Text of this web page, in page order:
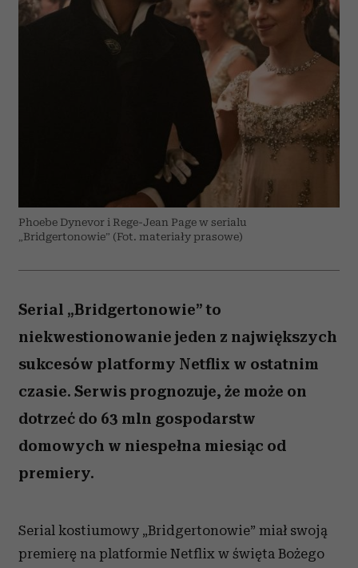
Phoebe Dynevor i Rege-Jean Page w serialu
„Bridgertonowie” (Fot. materiały prasowe)
Serial „Bridgertonowie” to
niekwestionowanie jeden z największych
sukcesów platformy Netflix w ostatnim
czasie. Serwis prognozuje, że może on
dotrzeć do 63 mln gospodarstw
domowych w niespełna miesiąc od
premiery.
Serial kostiumowy „Bridgertonowie” miał swoją
premierę na platformie Netflix w święta Bożego